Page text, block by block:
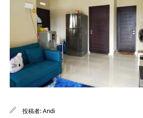
投稿者:Andi